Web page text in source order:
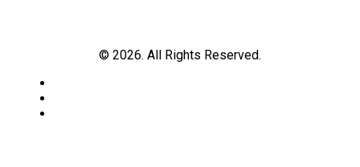
© 2026. All Rights Reserved.